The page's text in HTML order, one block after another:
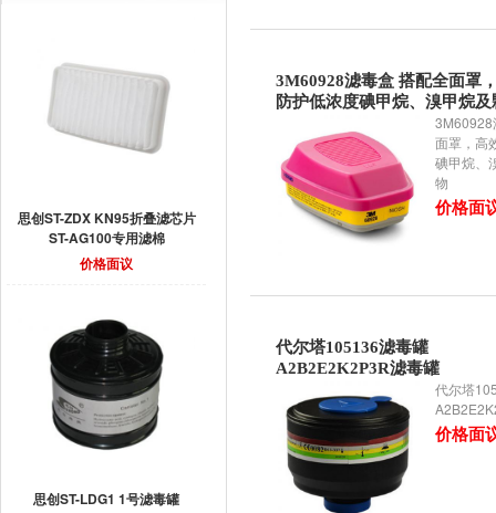
思创ST-ZDX KN95折叠滤芯片
ST-AG100专用滤棉
价格面议
思创ST-LDG1 1号滤毒罐
3M60928滤毒盒 搭配全面罩
防护低浓度碘甲烷、溴甲烷及
3M60928
面罩，高
碘甲烷、
物
价格面
代尔塔105136滤毒罐
A2B2E2K2P3R滤毒罐
代尔塔
价格面